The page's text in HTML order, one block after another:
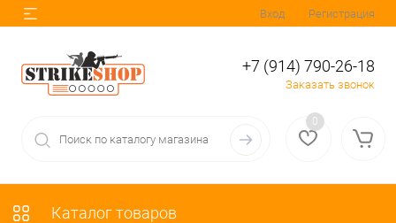
Вход Регистрация
+7 (914) 790-26-18
Заказать звонок
0
Каталог товаров